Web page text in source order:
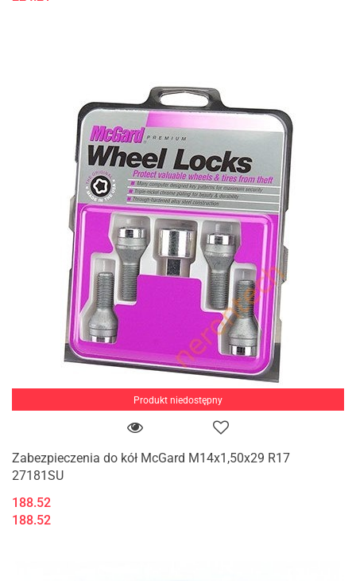
Produkt niedostępny
Zabezpieczenia do kół McGard M14x1,50x29 R17
27181SU
188.52
188.52